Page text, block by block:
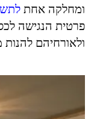
ומחלקה אחת
פרטית הנגישה
ולאורחיהם להנות